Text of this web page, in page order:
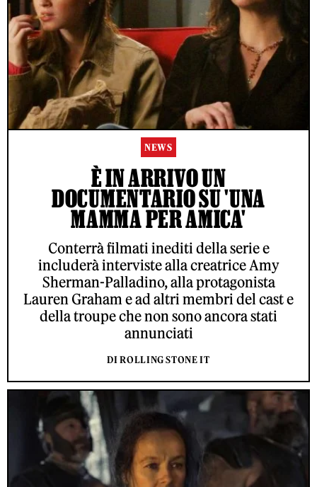
NEWS
È IN ARRIVO UN
DOCUMENTARIO SU 'UNA
MAMMA PER AMICA'
Conterrà filmati inediti della serie e
includerà interviste alla creatrice Amy
Sherman-Palladino, alla protagonista
Lauren Graham e ad altri membri del cast e
della troupe che non sono ancora stati
annunciati
DI ROLLING STONE IT